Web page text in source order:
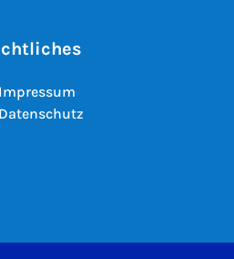
Impressum
Datenschutz